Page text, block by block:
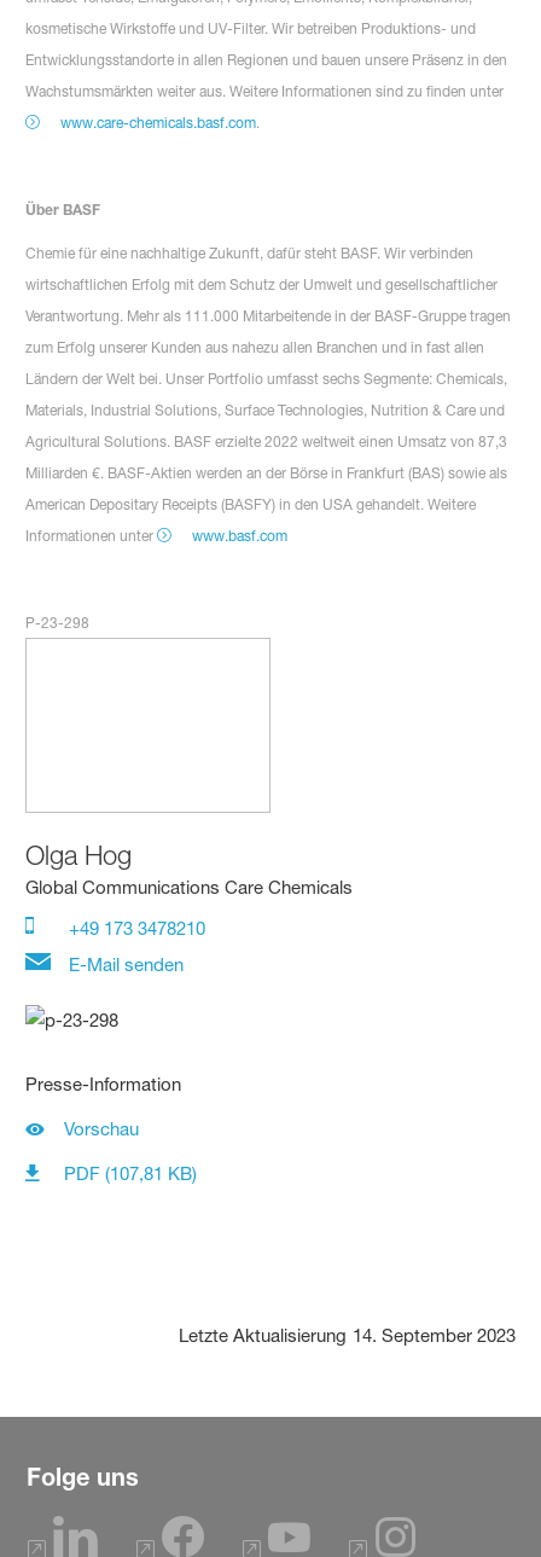
kosmetische Wirkstoffe und UV-Filter. Wir betreiben Produktions- und
Entwicklungsstandorte in allen Regionen und bauen unsere Präsenz in den
Wachstumsmärkten weiter aus. Weitere Informationen sind zu finden unter
www.care-chemicals.basf.com.
Über BASF
Chemie für eine nachhaltige Zukunft, dafür steht BASF. Wir verbinden
wirtschaftlichen Erfolg mit dem Schutz der Umwelt und gesellschaftlicher
Verantwortung. Mehr als 111.000 Mitarbeitende in der BASF-Gruppe tragen
zum Erfolg unserer Kunden aus nahezu allen Branchen und in fast allen
Ländern der Welt bei. Unser Portfolio umfasst sechs Segmente: Chemicals,
Materials, Industrial Solutions, Surface Technologies, Nutrition & Care und
Agricultural Solutions. BASF erzielte 2022 weltweit einen Umsatz von 87,3
Milliarden €. BASF-Aktien werden an der Börse in Frankfurt (BAS) sowie als
American Depositary Receipts (BASFY) in den USA gehandelt. Weitere
Informationen unter
www.basf.com
P-23-298
Olga Hog
Global Communications Care Chemicals
+49 173 3478210
E-Mail senden
Presse-Information
Vorschau
PDF (107,81 KB)
Letzte Aktualisierung 14. September 2023
Folge uns